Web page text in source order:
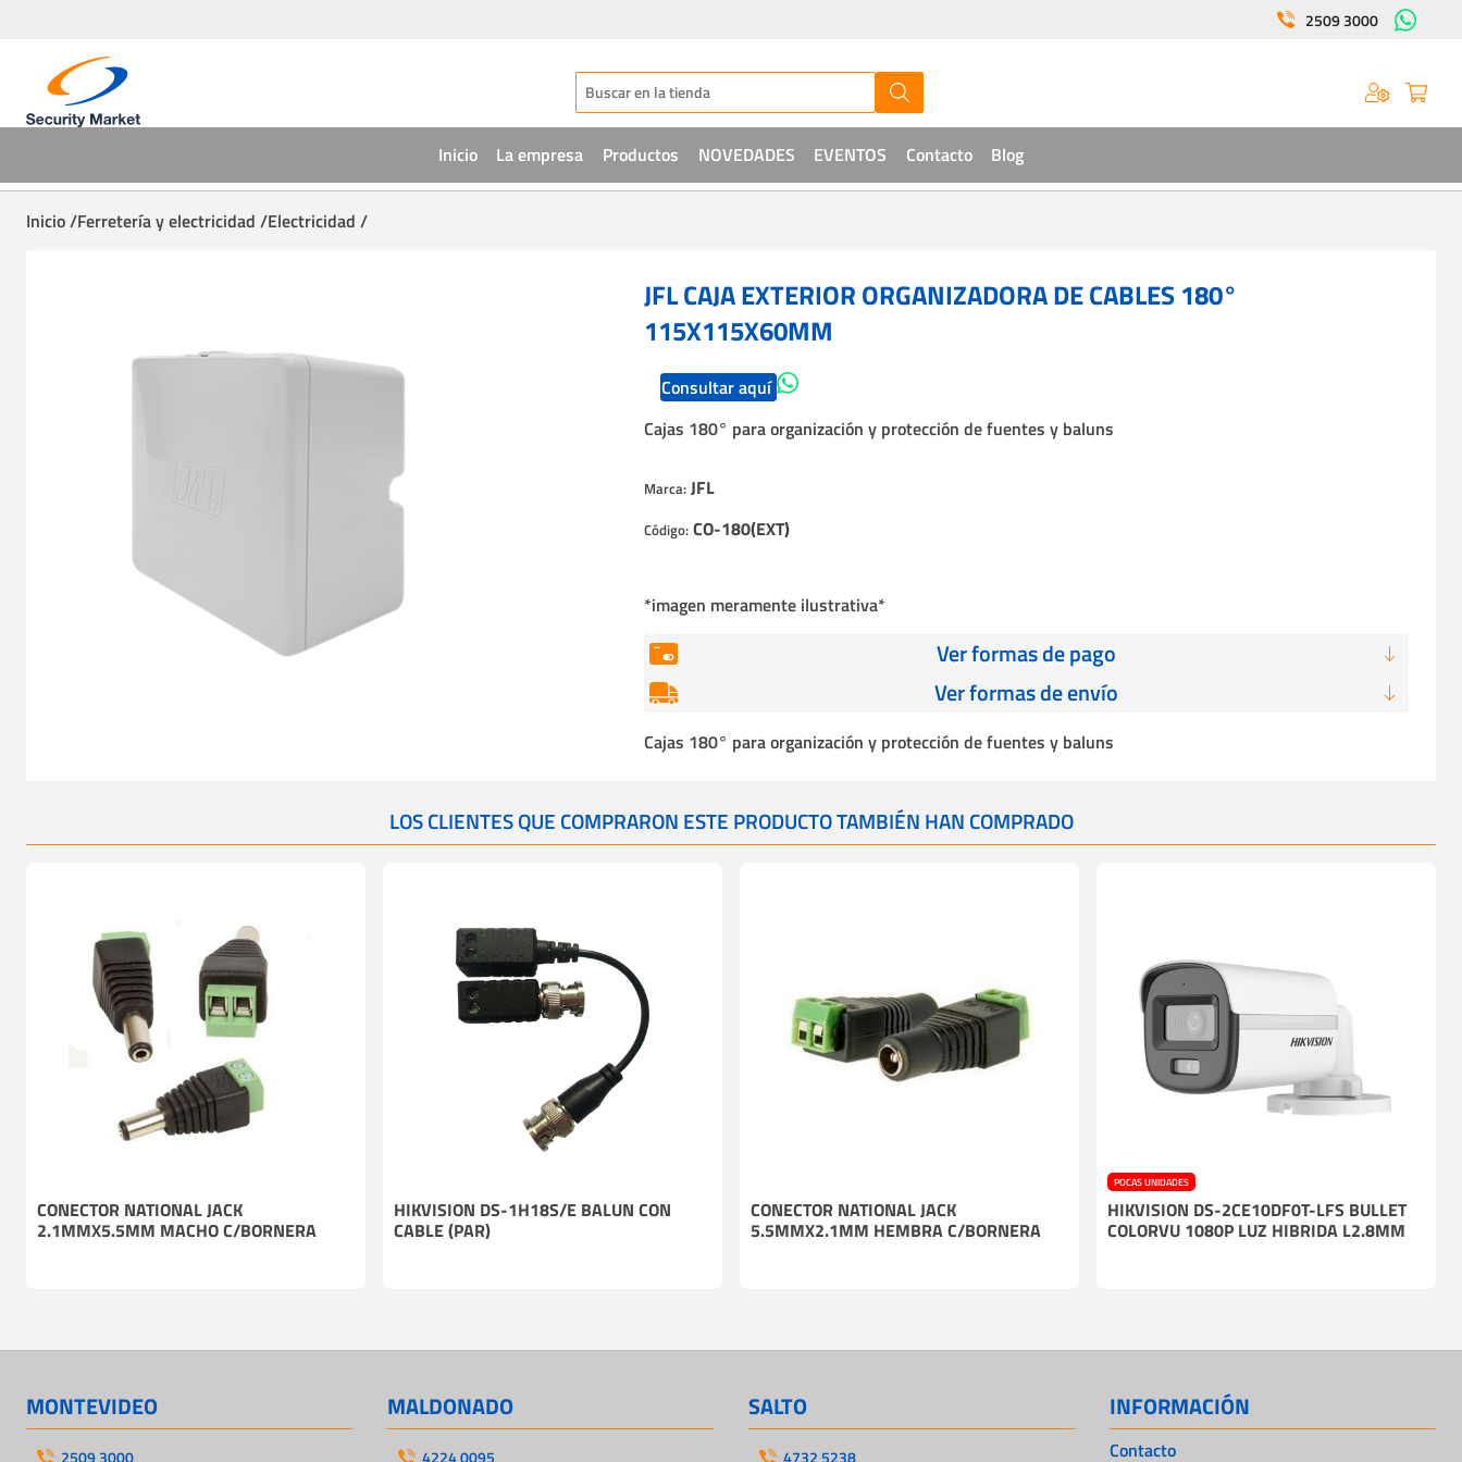
2509 3000
Inicio La empresa Productos
Telefonía
Intrusión
Cables
Incendio
NOVEDADES EVENTOS Contacto Blog
Inicio /Ferretería y electricidad /Electricidad /
JFL CAJA EXTERIOR ORGANIZADORA DE CABLES 180°
115X115X60MM
Consultar aquí
Cajas 180° para organización y protección de fuentes y baluns
Marca: JFL
Código: CO-180(EXT)
*imagen meramente ilustrativa*
Ver formas de pago
Ver formas de envío
Cajas 180° para organización y protección de fuentes y baluns
LOS CLIENTES QUE COMPRARON ESTE PRODUCTO TAMBIÉN HAN COMPRADO
CONECTOR NATIONAL JACK
2.1MMX5.5MM MACHO C/BORNERA
HIKVISION DS-1H18S/E BALUN CON
CABLE (PAR)
CONECTOR NATIONAL JACK
5.5MMX2.1MM HEMBRA C/BORNERA
POCAS UNIDADES
HIKVISION DS-2CE10DF0T-LFS BULLET
COLORVU 1080P LUZ HIBRIDA L2.8MM
MONTEVIDEO MALDONADO SALTO INFORMACIÓN
Contacto